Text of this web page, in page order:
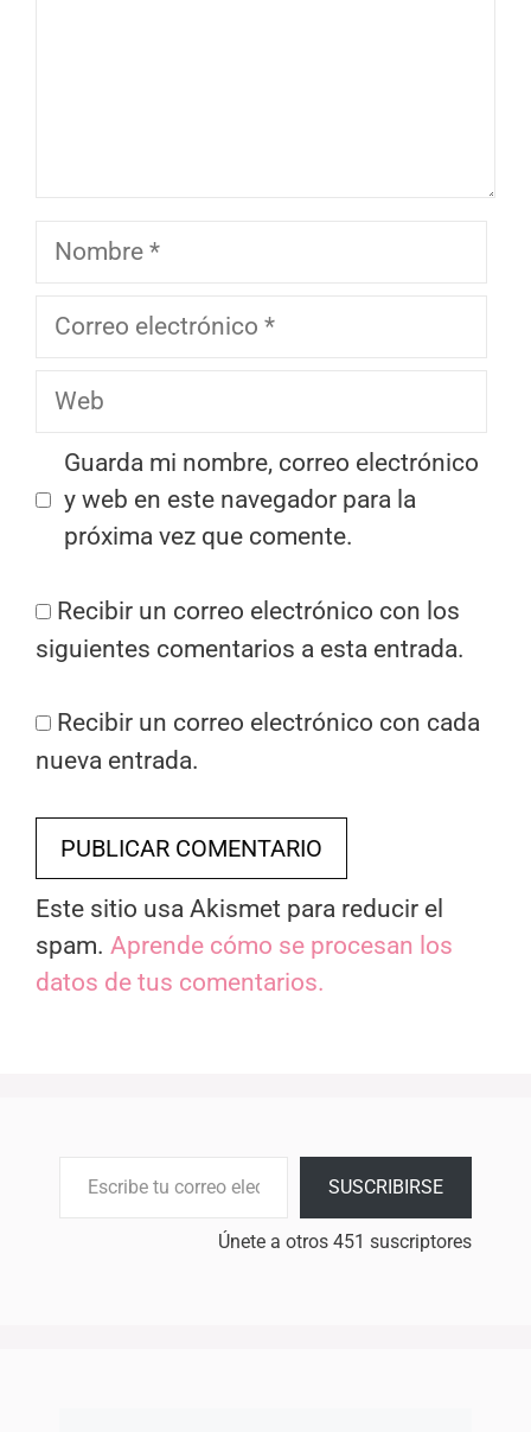
Nombre
Correo
Web
Guarda mi nombre, correo electrónico
y web en este navegador para la
próxima vez que comente.
Recibir un correo electrónico con los
siguientes comentarios a esta entrada.
Recibir un correo electrónico con cada
nueva entrada.
Este sitio usa Akismet para reducir el
spam. Aprende cómo se procesan los
datos de tus comentarios.
SUSCRIBIRSE
Únete a otros 451 suscriptores